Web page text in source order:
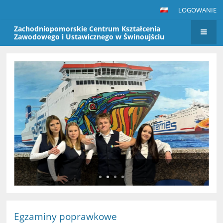
LOGOWANIE
Zachodniopomorskie Centrum Kształcenia
Zawodowego i Ustawicznego w Świnoujściu
Strona
główna
Egzaminy poprawkowe